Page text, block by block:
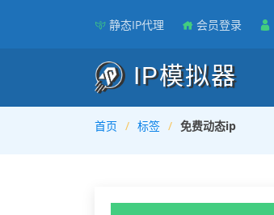
静态IP代理 会员登录
IP模拟器
首页 标签 免费动态ip